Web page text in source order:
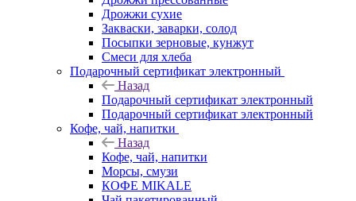
Дрожжи сухие
Закваски, заварки, солод
Посыпки зерновые, кунжут
Смеси для хлеба
Подарочный сертификат электронный
Назад
Подарочный сертификат электронный
Подарочный сертификат электронный
Кофе, чай, напитки
Назад
Кофе, чай, напитки
Морсы, смузи
КОФЕ MIKALE